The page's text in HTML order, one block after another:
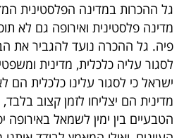
עסקי
ספורט
קריירה
ולימודים
מינויים
גל ההכרות במדינה הפלסטינית
מדינה פלסטינית ואירופה גם לא
פיה. גל ההכרה נועד להגביר את
לסגור עליה כלכלית, מדינית
ישראל כי לסגור עלינו כלכלית הם
מדינית הם יצליחו לזמן קצוב
הטבעיים בין ימין לשמאל באירופה